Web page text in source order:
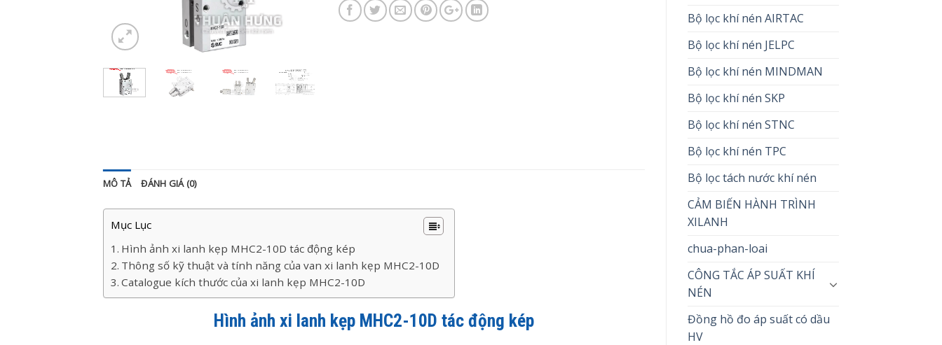
MÔ TẢ ĐÁNH GIÁ (0)
Mục Lục
Hình ảnh xi lanh kẹp MHC2-10D tác động kép
Thông số kỹ thuật và tính năng của van xi lanh kẹp MHC2-10D
Catalogue kích thước của xi lanh kẹp MHC2-10D
Hình ảnh xi lanh kẹp MHC2-10D tác động kép
Bộ lọc khí nén AIRTAC
Bộ lọc khí nén JELPC
Bộ lọc khí nén MINDMAN
Bộ lọc khí nén SKP
Bộ lọc khí nén STNC
Bộ lọc khí nén TPC
Bộ lọc tách nước khí nén
CẢM BIẾN HÀNH TRÌNH
XILANH
chua-phan-loai
CÔNG TẮC ÁP SUẤT KHÍ
NÉN
Đồng hồ đo áp suất có dầu
HV